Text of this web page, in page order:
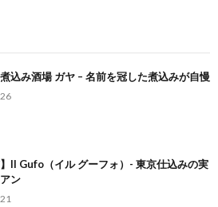
煮込み酒場 ガヤ – 名前を冠した煮込みが自慢
】Il Gufo（イル グーフォ）- 東京仕込みの実
ン